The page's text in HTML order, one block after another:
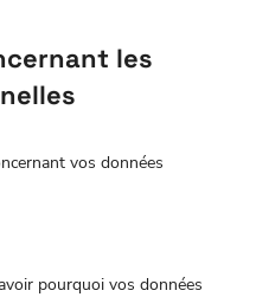
les
vos données
pourquoi vos données